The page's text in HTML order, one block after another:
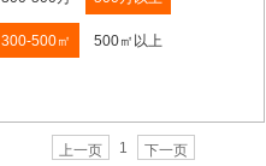
300-500㎡ 500㎡以上
上一页 1 下一页